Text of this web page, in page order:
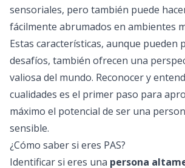
sensoriales, pero también puede
fácilmente abrumados en ambientes
Estas características, aunque pueden
desafíos, también ofrecen una
valiosa del mundo. Reconocer y
cualidades es el primer paso para
máximo el potencial de ser una
sensible.
¿Cómo saber si eres PAS?
Identificar si eres una persona